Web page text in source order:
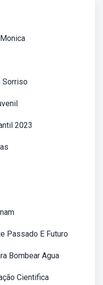
Sorriso
2023
Passado E Futuro
Bombear Agua
Cientifica